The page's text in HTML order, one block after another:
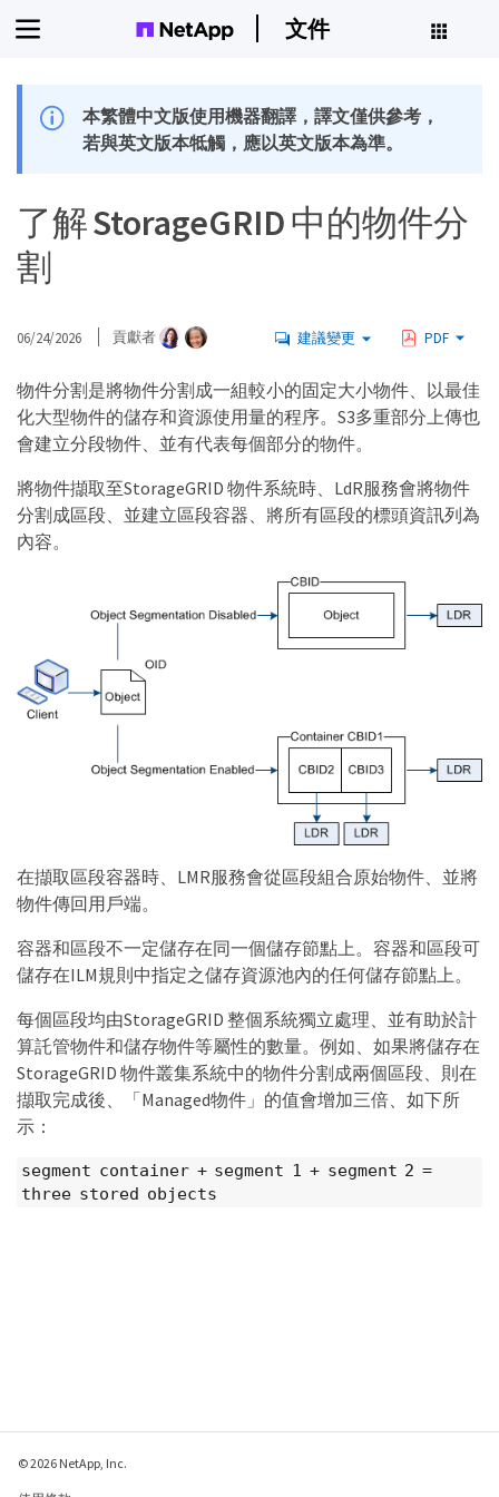
文件
本繁體中文版使用機器翻譯，譯文僅供參考，
若與英文版本牴觸，應以英文版本為準。
了解 StorageGRID 中的物件分
割
06/24/2026 貢獻者 建議變更 PDF
物件分割是將物件分割成一組較小的固定大小物件、以最佳
化大型物件的儲存和資源使用量的程序。S3多重部分上傳也
會建立分段物件、並有代表每個部分的物件。
將物件擷取至StorageGRID 物件系統時、LdR服務會將物件
分割成區段、並建立區段容器、將所有區段的標頭資訊列為
內容。
在擷取區段容器時、LMR服務會從區段組合原始物件、並將
物件傳回用戶端。
容器和區段不一定儲存在同一個儲存節點上。容器和區段可
儲存在ILM規則中指定之儲存資源池內的任何儲存節點上。
每個區段均由StorageGRID 整個系統獨立處理、並有助於計
算託管物件和儲存物件等屬性的數量。例如、如果將儲存在
StorageGRID 物件叢集系統中的物件分割成兩個區段、則在
擷取完成後、「Managed物件」的值會增加三倍、如下所
示：
segment container + segment 1 + segment 2 =
three stored objects
© 2026 NetApp, Inc.